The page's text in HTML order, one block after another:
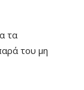
τα
του μη